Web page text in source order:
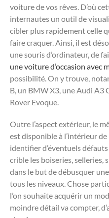
voiture de vos rêves. D’où
internautes un outil de
cibler plus rapidement celle
faire craquer. Ainsi, il est
une souris d’ordinateur, de
une voiture d’occasion avec
possibilité. On y trouve,
B, un BMW X3, une Audi A3
Rover Evoque.
Outre l’aspect extérieur, le
est disponible à l’intérieur
identifier d’éventuels
crible les boiseries, selleries,
dans le but de débusquer
tous les niveaux. Chose
l’on souhaite acquérir un
moindre détail va compter,